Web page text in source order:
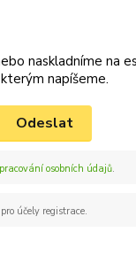
psy
naskladníme na
napíšeme.
Odeslat
osobních údajů.
účely registrace.